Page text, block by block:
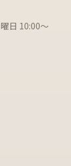
日 10:00～